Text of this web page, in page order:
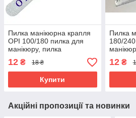
Пилка манікюрна крапля
OPI 100/180 пилка для
манікюру, пилка
двостороння на паперовій
основі, пилка для нігтів
12 ₴ 18 ₴
Купити
Пилка
180/
основі,
12₴
Акційні пропозиції та новинки